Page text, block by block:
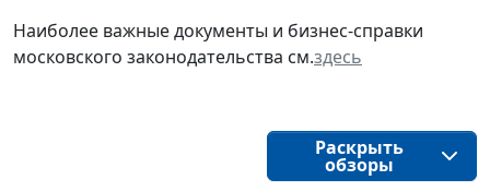
Наиболее важные документы и бизнес-справки
московского законодательства см.здесь
Раскрыть
обзоры